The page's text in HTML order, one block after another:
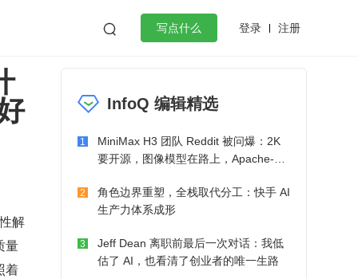
 写点什么 登录 注册
作
微服务架构 flutter
解
量
着
InfoQ 编辑精选
1
MiniMax H3 团队 Reddit 被问爆：2K
要开源，图像模型在路上，Apache-2.0
2
角色边界重塑，全栈取代分工：快手 AI
生产力体系成形
3
Jeff Dean 离职前最后一次对话：我低
估了 AI，也看清了创业者的唯一生路